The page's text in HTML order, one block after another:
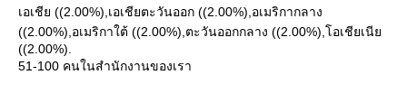
เอเชีย ((2.00%),เอเชียตะวันออก ((2.00%),อเมริกากลาง
((2.00%),อเมริกาใต้ ((2.00%),ตะวันออกกลาง ((2.00%),โอเชียเนีย
((2.00%).
51-100 คนในสํานักงานของเรา